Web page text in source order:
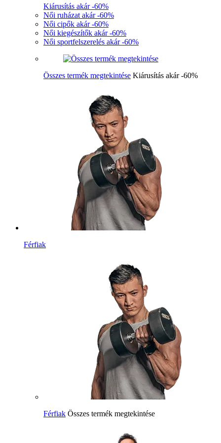
Kiárusítás akár -60%
Női ruházat akár -60%
Női cipők akár -60%
Női kiegészítők akár -60%
Női sportfelszerelés akár -60%
Összes termék megtekintése Kiárusítás akár -60%
Férfiak
Férfiak Összes termék megtekintése